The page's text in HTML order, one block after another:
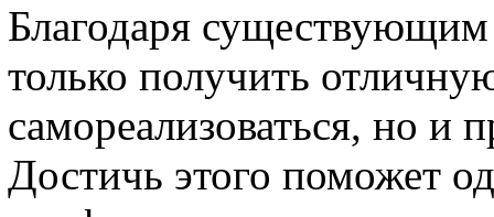
Благодаря
только получить
самореализоваться, но и
Достичь этого поможет